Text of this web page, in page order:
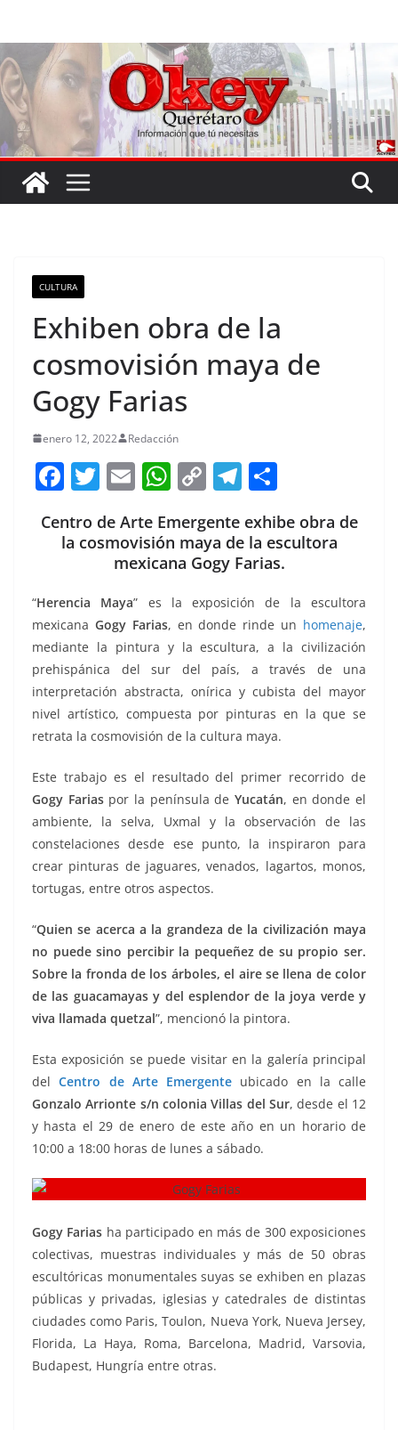
contenido
CULTURA
Exhiben obra de la
cosmovisión maya de
Gogy Farias
enero 12, 2022 Redacción
F
c
e
b
o
o
k
T
itt
er
E
ai
l
W
at
s
A
p
p
C
p
y
Li
n
k
T
e
gr
a
m
ar
e
Centro de Arte Emergente exhibe obra de
la cosmovisión maya de la escultora
mexicana Gogy Farias.
“Herencia Maya” es la exposición de la escultora
mexicana Gogy Farias, en donde rinde un homenaje,
mediante la pintura y la escultura, a la civilización
prehispánica del sur del país, a través de una
interpretación abstracta, onírica y cubista del mayor
nivel artístico, compuesta por pinturas en la que se
retrata la cosmovisión de la cultura maya.
Este trabajo es el resultado del primer recorrido de
Gogy Fariaspor la península deYucatán, en donde el
ambiente, la selva, Uxmal y la observación de las
constelaciones desde ese punto, la inspiraron para
crear pinturas de jaguares, venados, lagartos, monos,
tortugas, entre otros aspectos.
“Quien se acerca a la grandeza de la civilización maya
no puede sino percibir la pequeñez de su propio ser.
Sobre la fronda de los árboles, el aire se llena de color
de las guacamayas y del esplendor de la joya verde y
viva llamada quetzal”, mencionó la pintora.
Esta exposición se puede visitar en la galería principal
delCentro de Arte Emergente ubicado en la calle
Gonzalo Arrionte s/n colonia Villas del Sur, desde el 12
y hasta el 29 de enero de este año en un horario de
10:00 a 18:00 horas de lunes a sábado.
Gogy Farias ha participado en más de 300 exposiciones
colectivas, muestras individuales y más de 50 obras
escultóricas monumentales suyas se exhiben en plazas
públicas y privadas, iglesias y catedrales de distintas
ciudades como Paris, Toulon, Nueva York, Nueva Jersey,
Florida, La Haya, Roma, Barcelona, Madrid, Varsovia,
Budapest, Hungría entre otras.